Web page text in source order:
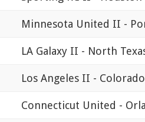
Minnesota United II -
LA Galaxy II - North
Los Angeles II -
Connecticut United -